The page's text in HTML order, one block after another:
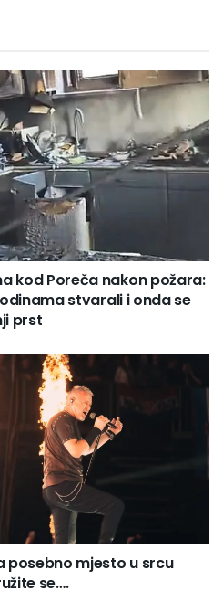
kod Poreča nakon požara:
stvarali i onda se
prst
posebno mjesto u srcu
se….